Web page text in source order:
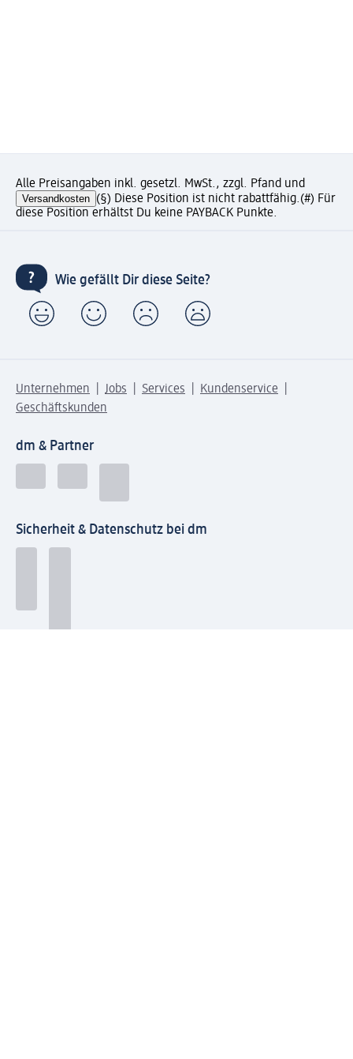
Alle Preisangaben inkl. gesetzl. MwSt., zzgl. Pfand und
Versandkosten (§) Diese Position ist nicht rabattfähig.(#) Für
diese Position erhältst Du keine PAYBACK Punkte.
Wie gefällt Dir diese Seite?
Unternehmen Jobs Services
Kundenservice
Geschäftskunden
dm & Partner
Sicherheit & Datenschutz bei dm